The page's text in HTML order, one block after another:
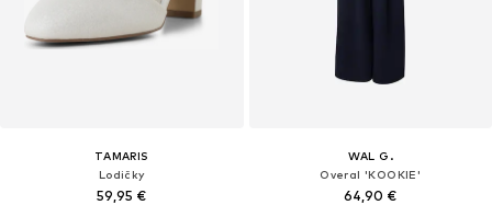
TAMARIS
Lodičky
59,95 €
WAL G.
Overal 'KOOKIE'
64,90 €